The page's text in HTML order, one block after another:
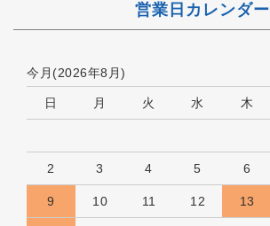
営業日カレンダー
今月(2026年8月)
日 月 火 水 木
2 3 4 5 6
9 10 11 12 13